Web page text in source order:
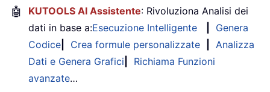
🤖 KUTOOLS AI Assistente: Rivoluziona Analisi dei
dati in base a:Esecuzione Intelligente
Genera
Codice
Crea formule personalizzate
Analizza
Dati e Genera Grafici
Richiama Funzioni
avanzate…